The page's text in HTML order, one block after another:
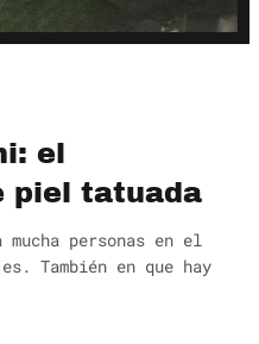
el
piel tatuada
mucha personas en el
También en que hay